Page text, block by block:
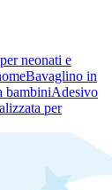
neonati e
Bavaglino in
bambiniAdesivo
per